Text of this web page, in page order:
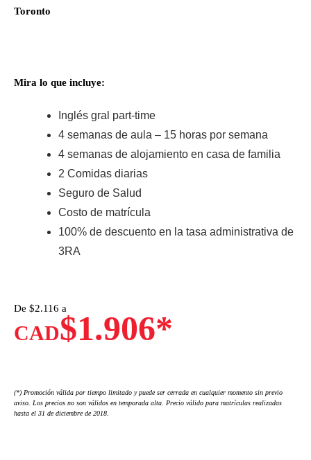
Toronto
Mira lo que incluye:
Inglés gral part-time
4 semanas de aula – 15 horas por semana
4 semanas de alojamiento en casa de familia
2 Comidas diarias
Seguro de Salud
Costo de matrícula
100% de descuento en la tasa administrativa de
3RA
De $2.116 a
CAD$1.906*
(*) Promoción válida por tiempo limitado y puede ser cerrada en cualquier momento sin previo
aviso. Los precios no son válidos en temporada alta. Precio válido para matrículas realizadas
hasta el 31 de diciembre de 2018.